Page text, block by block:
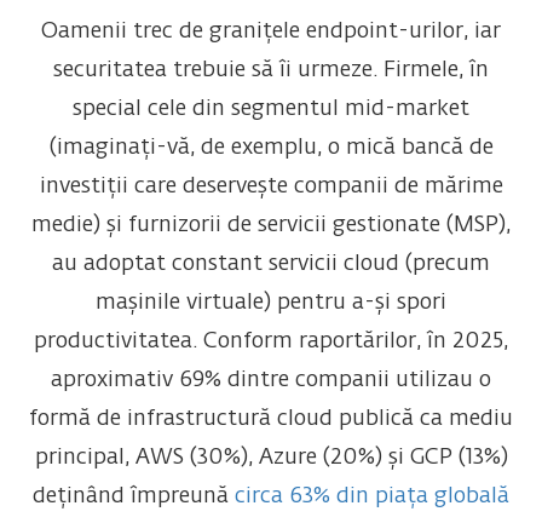
Oamenii trec de granițele endpoint-urilor, iar
securitatea trebuie să îi urmeze. Firmele, în
special cele din segmentul mid-market
(imaginați-vă, de exemplu, o mică bancă de
investiții care deservește companii de mărime
medie) și furnizorii de servicii gestionate (MSP),
au adoptat constant servicii cloud (precum
mașinile virtuale) pentru a-și spori
productivitatea. Conform raportărilor, în 2025,
aproximativ 69% dintre companii utilizau o
formă de infrastructură cloud publică ca mediu
principal, AWS (30%), Azure (20%) și GCP (13%)
deținând împreună circa 63% din piața globală